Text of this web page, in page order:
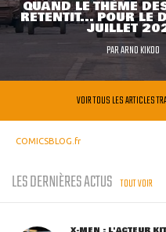
QUAND LE THÈME
RETENTIT... POUR LE
JUILLET
PARARNO KIKOO
VOIR TOUS LES ARTICLES
COMICSBLOG.fr
LES DERNIÈRES ACTUS TOUT VOIR